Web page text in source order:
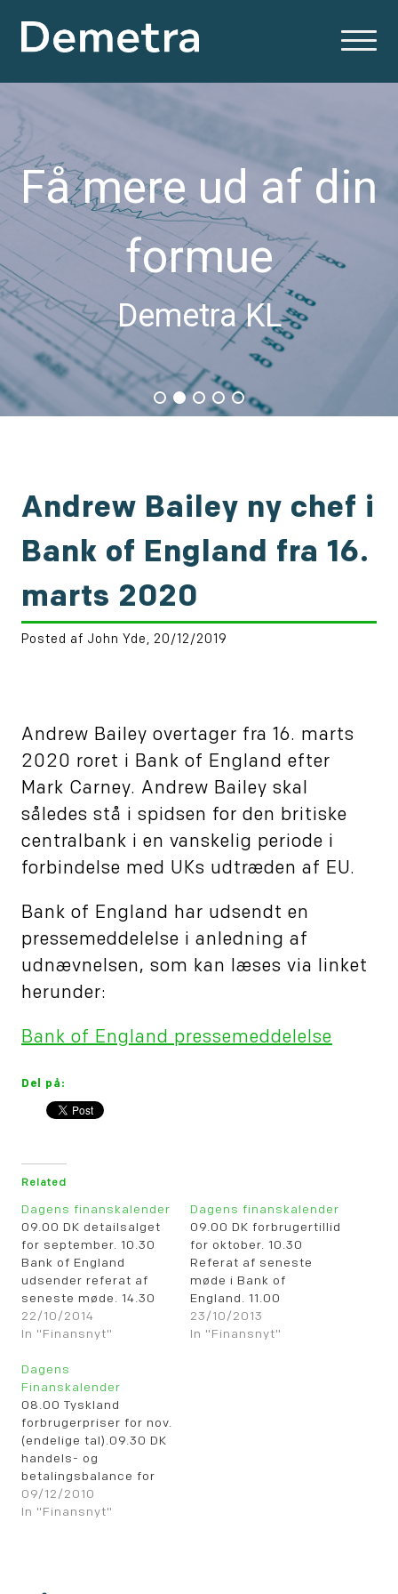
Få mere ud af din
formue
Demetra KL
Andrew Bailey ny chef i
Bank of England fra 16.
marts 2020
Posted af John Yde, 20/12/2019
Andrew Bailey overtager fra 16. marts
2020 roret i Bank of England efter
Mark Carney. Andrew Bailey skal
således stå i spidsen for den britiske
centralbank i en vanskelig periode i
forbindelse med UKs udtræden af EU.
Bank of England har udsendt en
pressemeddelelse i anledning af
udnævnelsen, som kan læses via linket
herunder:
Bank of England pressemeddelelse
Del på:
Related
Dagens finanskalender
09.00 DK detailsalget
for september. 10.30
Bank of England
udsender referat af
seneste møde. 14.30
US forbrugerpriser for
september. 14.30
for august. 15.15 Bank
of Englands Andrew
Bailey taler i
Parlamentet. 16.00
Rentemeddelelse fra
Bank of Canada. 16.30
US ugentlig
olielagerstatistik.
21.00 Bank of Englands
22/10/2014
In "Finansnyt"
Dagens finanskalender
09.00 DK forbrugertillid
for oktober. 10.30
Referat af seneste
møde i Bank of
England. 11.00
Eurozone offentlig
gæld for 2. kvartal.
23/10/2013
In "Finansnyt"
Dagens
Finanskalender
08.00 Tyskland
forbrugerpriser for nov.
(endelige tal).09.30 DK
handels- og
betalingsbalance for
oktober. 09.30 Sverige
forbrugerpriser for
09/12/2010
In "Finansnyt"